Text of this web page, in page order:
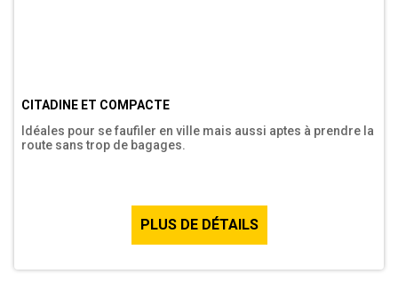
CITADINE ET COMPACTE
Idéales pour se faufiler en ville mais aussi aptes à prendre la
route sans trop de bagages.
PLUS DE DÉTAILS